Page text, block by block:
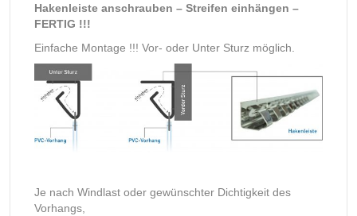
Hakenleiste anschrauben – Streifen einhängen –
FERTIG !!!
Einfache Montage !!! Vor- oder Unter Sturz möglich.
Je nach Windlast oder gewünschter Dichtigkeit des
Vorhangs,